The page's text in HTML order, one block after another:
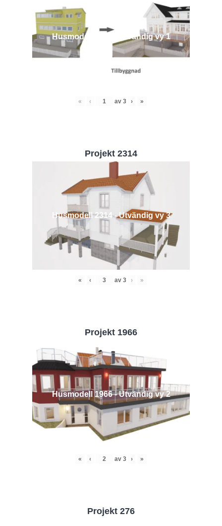
Husmodell 1970 - Utvändig vy 1
« ‹ av 3 › »
Projekt 2314
Husmodell 2314 - Utvändig vy 3
« ‹ av 3 › »
Projekt 1966
Husmodell 1966 - Utvändig vy 2
« ‹ av 3 › »
Projekt 276